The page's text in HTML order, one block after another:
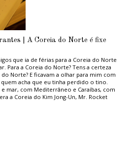
| A Coreia do Norte é fixe
que ia de férias para a Coreia do Norte
Para a Coreia do Norte? Tens a certeza
Norte? E ficavam a olhar para mim com
acha que eu tinha perdido o tino.
mar, com Mediterrâneo e Caraíbas, com
a Coreia do Kim Jong-Un, Mr. Rocket
do PAN, tão na moda, e aos amantes das
correctas, uma estadia naquele paraíso
os engarrafamentos das grandes
em Pyongyang, a capital, praticamente
camiões, nem autocarros. Emissões de